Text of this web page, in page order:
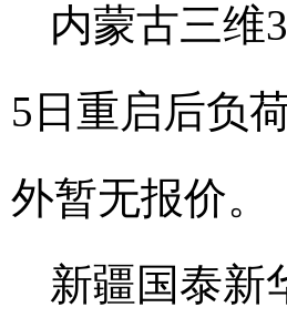
内蒙古三维
5日重启后负
外暂无报价。
新疆国泰新